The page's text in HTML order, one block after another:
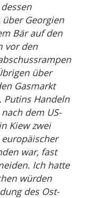
über Georgien
Bär auf den
vor den
über
Gasmarkt
Putins Handeln
dem US-
Kiew zwei
war, fast
Ich hatte
würden
des Ost-